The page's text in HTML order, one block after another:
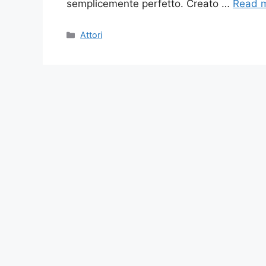
semplicemente perfetto. Creato … Read
Categories
Attori